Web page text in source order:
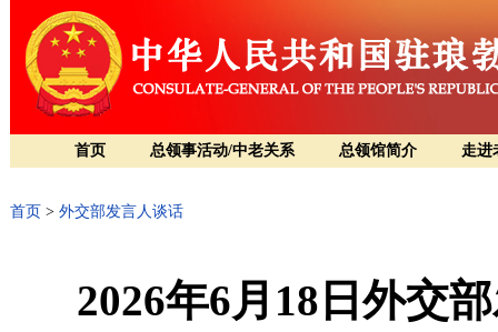
首页 总领事活动/中老关系 总领馆简介 走进
首页 > 外交部发言人谈话
2026年6月18日外交